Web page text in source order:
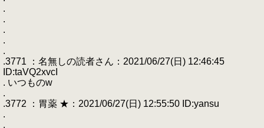
.
.
.
.
.
.3771 ：名無しの読者さん：2021/06/27(日) 12:46:45
ID:taVQ2xvcI
. いつものw
.
.3772 ：胃薬 ★：2021/06/27(日) 12:55:50 ID:yansu
.
.